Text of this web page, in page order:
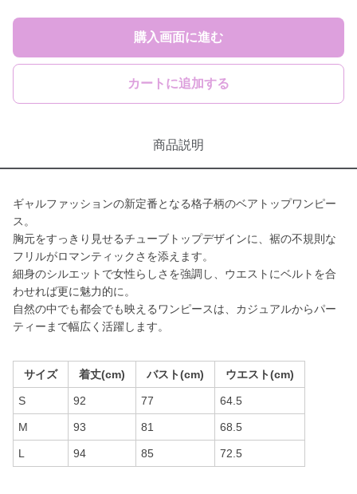
購入画面に進む
カートに追加する
商品説明
ギャルファッションの新定番となる格子柄のベアトップワンピー
ス。
胸元をすっきり見せるチューブトップデザインに、裾の不規則な
フリルがロマンティックさを添えます。
細身のシルエットで女性らしさを強調し、ウエストにベルトを合
わせれば更に魅力的に。
自然の中でも都会でも映えるワンピースは、カジュアルからパー
ティーまで幅広く活躍します。
サイズ 着丈(cm) バスト(cm) ウエスト(cm)
S 92 77 64.5
M 93 81 68.5
L 94 85 72.5